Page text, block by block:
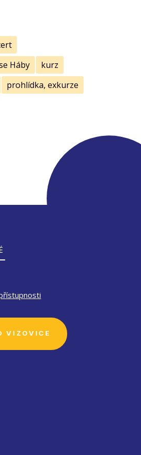
Háby
kurz
prohlídka, exkurze
VIZOVICE